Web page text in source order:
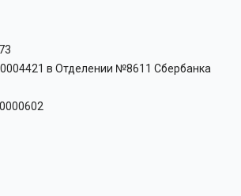
в Отделении №8611 Сбербанка